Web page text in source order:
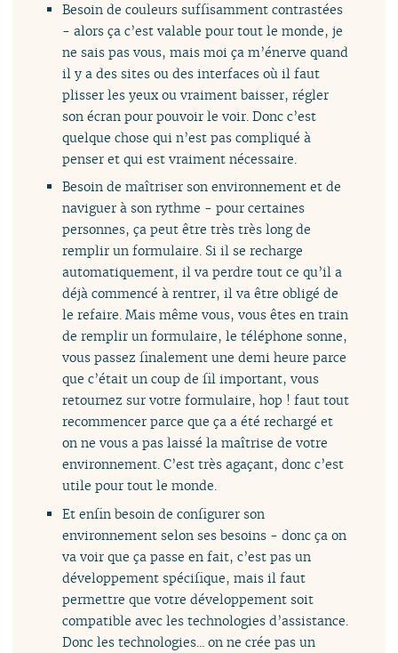
Besoin de couleurs suffisamment contrastées
- alors ça c’est valable pour tout le monde, je
ne sais pas vous, mais moi ça m’énerve quand
il y a des sites ou des interfaces où il faut
plisser les yeux ou vraiment baisser, régler
son écran pour pouvoir le voir. Donc c’est
quelque chose qui n’est pas compliqué à
penser et qui est vraiment nécessaire.
Besoin de maîtriser son environnement et de
naviguer à son rythme - pour certaines
personnes, ça peut être très très long de
remplir un formulaire. Si il se recharge
automatiquement, il va perdre tout ce qu’il a
déjà commencé à rentrer, il va être obligé de
le refaire. Mais même vous, vous êtes en train
de remplir un formulaire, le téléphone sonne,
vous passez finalement une demi heure parce
que c’était un coup de fil important, vous
retournez sur votre formulaire, hop ! faut tout
recommencer parce que ça a été rechargé et
on ne vous a pas laissé la maîtrise de votre
environnement. C’est très agaçant, donc c’est
utile pour tout le monde.
Et enfin besoin de configurer son
environnement selon ses besoins - donc ça on
va voir que ça passe en fait, c’est pas un
développement spécifique, mais il faut
permettre que votre développement soit
compatible avec les technologies d’assistance.
Donc les technologies... on ne crée pas un